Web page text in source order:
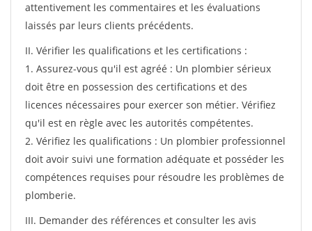
attentivement les commentaires et les évaluations
laissés par leurs clients précédents.
II. Vérifier les qualifications et les certifications :
1. Assurez-vous qu'il est agréé : Un plombier sérieux
doit être en possession des certifications et des
licences nécessaires pour exercer son métier. Vérifiez
qu'il est en règle avec les autorités compétentes.
2. Vérifiez les qualifications : Un plombier professionnel
doit avoir suivi une formation adéquate et posséder les
compétences requises pour résoudre les problèmes de
plomberie.
III. Demander des références et consulter les avis